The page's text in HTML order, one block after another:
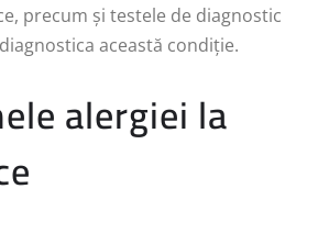
precum și testele de diagnostic
această condiție.
alergiei la